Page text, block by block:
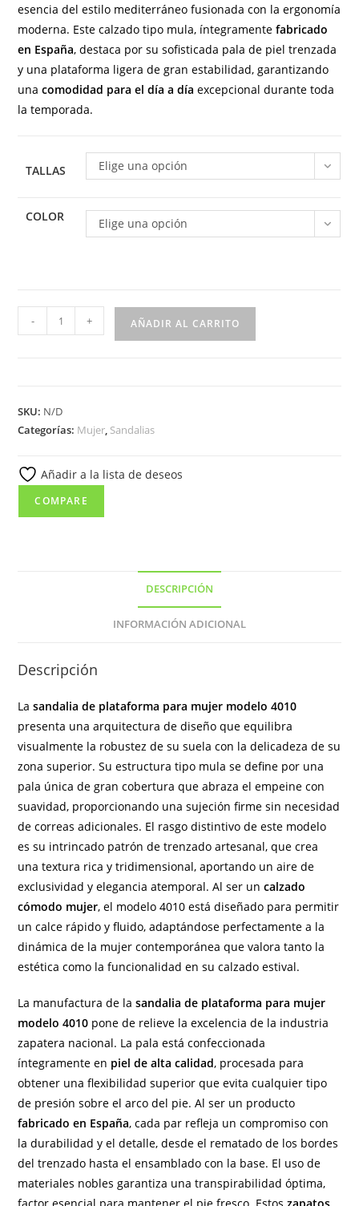
esencia del estilo mediterráneo fusionada con la ergonomía
moderna. Este calzado tipo mula, íntegramentefabricado
en España, destaca por su sofisticada pala de piel trenzada
y una plataforma ligera de gran estabilidad, garantizando
unacomodidad para el día a día excepcional durante toda
la temporada.
TALLAS Elige una opción
COLOR Elige una opción
Sandalia
de
modelo
4010
- + AÑADIR AL CARRITO
SKU: N/D
Categorías: Mujer, Sandalias
Añadir a la lista de deseos
COMPARE
DESCRIPCIÓN
INFORMACIÓN ADICIONAL
Descripción
Lasandalia de plataforma para mujer modelo 4010
presenta una arquitectura de diseño que equilibra
visualmente la robustez de su suela con la delicadeza de su
zona superior. Su estructura tipo mula se define por una
pala única de gran cobertura que abraza el empeine con
suavidad, proporcionando una sujeción firme sin necesidad
de correas adicionales. El rasgo distintivo de este modelo
es su intrincado patrón de trenzado artesanal, que crea
una textura rica y tridimensional, aportando un aire de
exclusividad y elegancia atemporal. Al ser uncalzado
cómodo mujer, el modelo 4010 está diseñado para permitir
un calce rápido y fluido, adaptándose perfectamente a la
dinámica de la mujer contemporánea que valora tanto la
estética como la funcionalidad en su calzado estival.
La manufactura de lasandalia de plataforma para mujer
modelo 4010 pone de relieve la excelencia de la industria
zapatera nacional. La pala está confeccionada
íntegramente en piel de alta calidad, procesada para
obtener una flexibilidad superior que evita cualquier tipo
de presión sobre el arco del pie. Al ser un producto
fabricado en España, cada par refleja un compromiso con
la durabilidad y el detalle, desde el rematado de los bordes
del trenzado hasta el ensamblado con la base. El uso de
materiales nobles garantiza una transpirabilidad óptima,